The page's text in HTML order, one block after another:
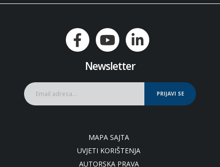
Newsletter
PRIJAVI SE
MAPA SAJTA
UVJETI KORIŠTENJA
AUTORSKA PRAVA